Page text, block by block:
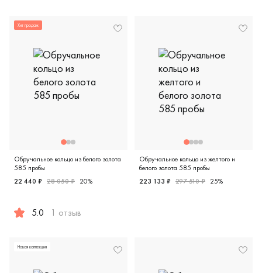
Хит продаж
Обручальное кольцо из белого золота
585 пробы
22 440 ₽ 28 050 ₽ 20%
5.0 1 отзыв
Обручальное кольцо из желтого и
белого золота 585 пробы
223 133 ₽ 297 510 ₽ 25%
Новая коллекция